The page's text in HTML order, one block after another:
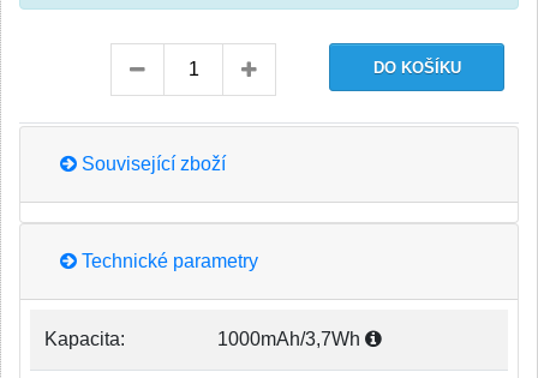
Související zboží
Technické parametry
Kapacita: 1000mAh/3,7Wh